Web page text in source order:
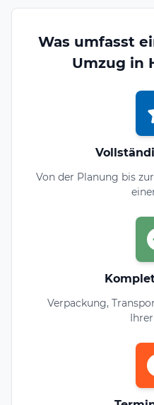
Was umfasst
Umzug in
Von der Planung bis
Verpackung,